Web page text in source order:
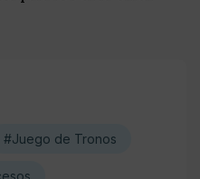
#Juego de Tronos